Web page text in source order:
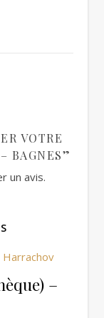
VOTRE
BAGNES”
un avis.
–